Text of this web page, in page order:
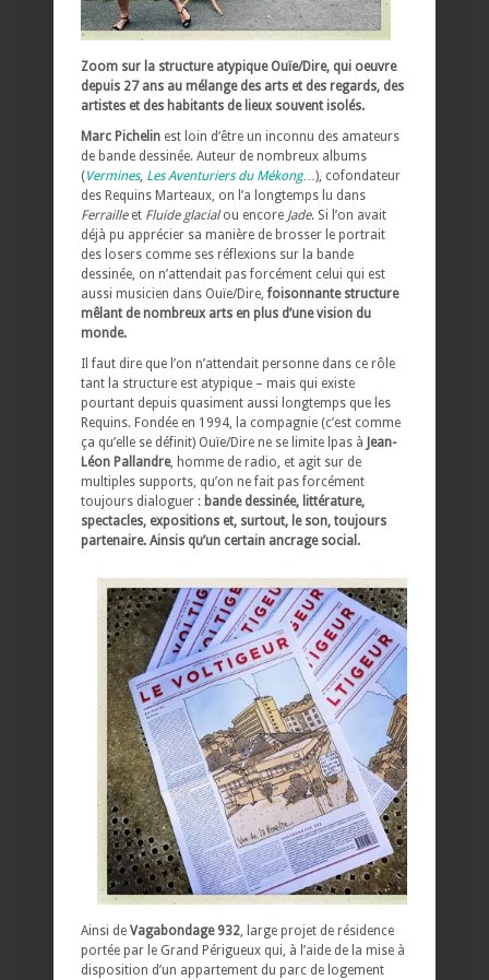
Zoom sur la structure atypique Ouïe/Dire, qui oeuvre
depuis 27 ans au mélange des arts et des regards, des
artistes et des habitants de lieux souvent isolés.
Marc Pichelin est loin d’être un inconnu des amateurs
de bande dessinée. Auteur de nombreux albums
(Vermines, Les Aventuriers du Mékong…), cofondateur
des Requins Marteaux, on l’a longtemps lu dans
Ferrailleet Fluide glacialou encore Jade. Si l’on avait
déjà pu apprécier sa manière de brosser le portrait
des losers comme ses réflexions sur la bande
dessinée, on n’attendait pas forcément celui qui est
aussi musicien dans Ouïe/Dire,foisonnante structure
mêlant de nombreux arts en plus d’une vision du
monde.
Il faut dire que l’on n’attendait personne dans ce rôle
tant la structure est atypique – mais qui existe
pourtant depuis quasiment aussi longtemps que les
Requins. Fondée en 1994, la compagnie (c’est comme
ça qu’elle se définit) Ouïe/Dire ne se limite lpas à Jean-
Léon Pallandre, homme de radio, et agit sur de
multiples supports, qu’on ne fait pas forcément
toujours dialoguer : bande dessinée, littérature,
spectacles, expositions et, surtout, le son, toujours
partenaire. Ainsis qu’un certain ancrage social.
Ainsi de Vagabondage 932 , large projet de résidence
portée par le Grand Périgueux qui, à l’aide de la mise à
disposition d’un appartement du parc de logement